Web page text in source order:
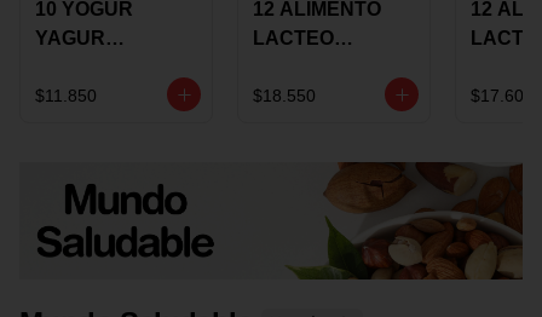
10 YOGUR
YAGUR
150ML SURTIDO
$11.850
12 ALIMENTO
LACTEO
ALQUERIA
$18.550
12
$17.600